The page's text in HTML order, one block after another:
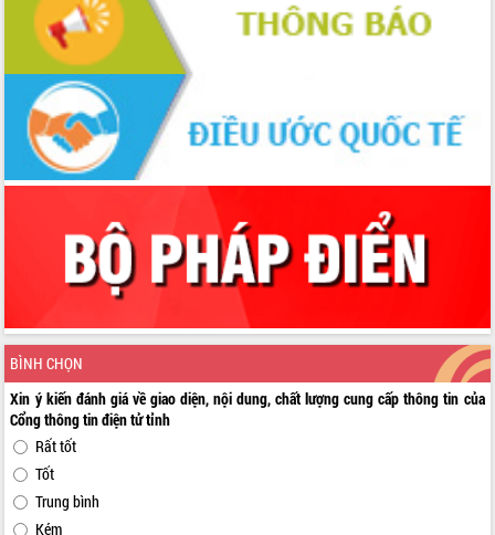
BÌNH CHỌN
Xin ý kiến đánh giá về giao diện, nội dung, chất lượng cung cấp thông tin của
Cổng thông tin điện tử tỉnh
Rất tốt
Tốt
Trung bình
Kém